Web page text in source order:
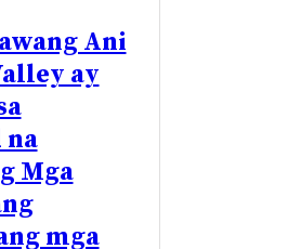
Ani
ay
na
Mga
mga